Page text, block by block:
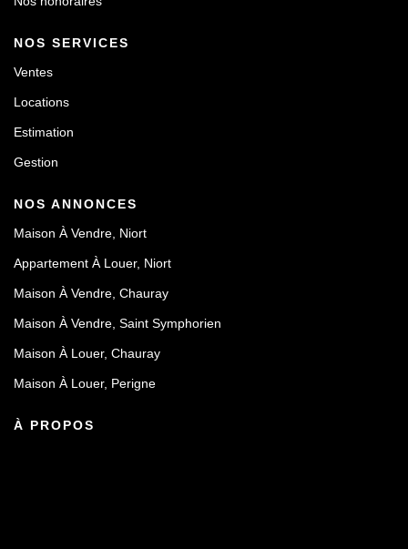
NOS SERVICES
Ventes
Locations
Estimation
Gestion
NOS ANNONCES
Maison À Vendre, Niort
Appartement À Louer, Niort
Maison À Vendre, Chauray
Maison À Vendre, Saint Symphorien
Maison À Louer, Chauray
Maison À Louer, Perigne
À PROPOS